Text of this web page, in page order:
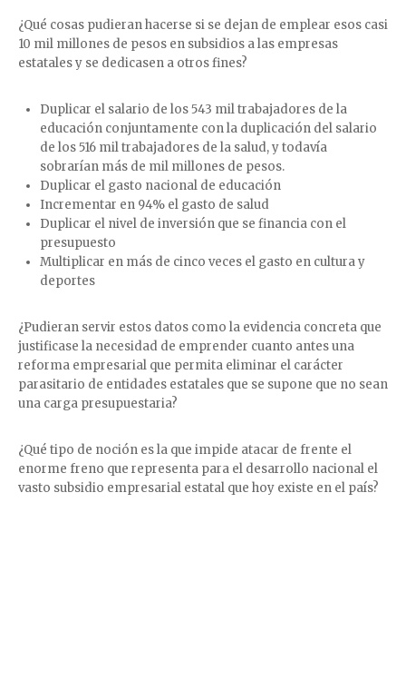
¿Qué cosas pudieran hacerse si se dejan de emplear esos casi
10 mil millones de pesos en subsidios a las empresas
estatales y se dedicasen a otros fines?
Duplicar el salario de los 543 mil trabajadores de la
educación conjuntamente con la duplicación del salario
de los 516 mil trabajadores de la salud, y todavía
sobrarían más de mil millones de pesos.
Duplicar el gasto nacional de educación
Incrementar en 94% el gasto de salud
Duplicar el nivel de inversión que se financia con el
presupuesto
Multiplicar en más de cinco veces el gasto en cultura y
deportes
¿Pudieran servir estos datos como la evidencia concreta que
justificase la necesidad de emprender cuanto antes una
reforma empresarial que permita eliminar el carácter
parasitario de entidades estatales que se supone que no sean
una carga presupuestaria?
¿Qué tipo de noción es la que impide atacar de frente el
enorme freno que representa para el desarrollo nacional el
vasto subsidio empresarial estatal que hoy existe en el país?